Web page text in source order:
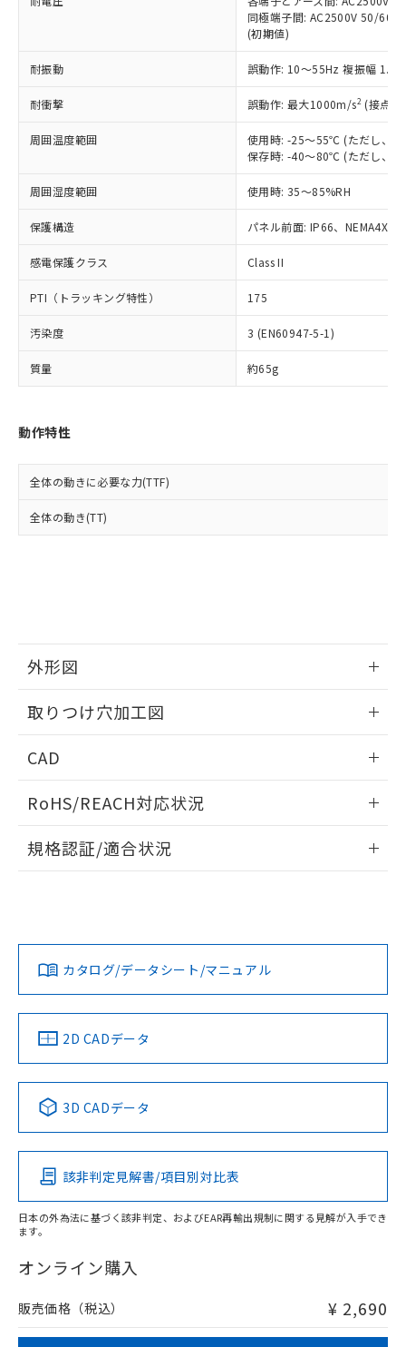
同極端子間: AC2500V 50/
(初期値)
耐振動 誤動作: 10～55Hz 複振幅
耐衝撃 誤動作: 最大1000m/s2 (接点
周囲温度範囲
使用時: -25～55℃ (ただし、氷
保存時: -40～80℃ (ただし、氷
周囲湿度範囲 使用時: 35～85%RH
保護構造 パネル前面: IP66、NEMA4X,
感電保護クラス Class II
PTI（トラッキング特性） 175
汚染度 3 (EN60947-5-1)
質量 約65g
動作特性
全体の動きに必要な力(TTF)
全体の動き(TT)
外形図
取りつけ穴加工図
CAD
ドすることができます。
ログイン/会員登録
ダウンロードデータをご利用いただく前に、以下を必ずお読
みください。
ソフトウェアの使用条件
RoHS/REACH対応状況
EU RoHS 注意事項・凡例
対応済み
中国 RoHS 注意事項・凡例
Pb Hg Cd Cr(VI)
O
在庫等で未対応品が混在する可能性があります。
問い合わせください。
規格認証/適合状況
LR型式承認
（イギリス
船舶規格）
DNV型式承認
（ノルウェー
BV型式承認
（フランス
KR型式
（韓国
No No No No
この製品の規格認証/適合状況ページへ
その他の認証はこちらのページからご検索ください
カタログ/データシート/マニュアル
2D CADデータ
3D CADデータ
該非判定見解書/項目別対比表
日本の外為法に基づく該非判定、およびEAR再輸出規制に関する見解が入手でき
ます。
オンライン購入
販売価格（税込） ¥ 2,690
在庫状況および標準価格照会結果は、
記載している更新日時点での社内デー
タに基づき作成されるものであり、閲
覧された時点での実際の在庫および標
準価格とは異なる場合があることをご
正式な納期状況および標準価格はお客
様のお取引先、またはお客様担当のオ
ムロン制御機器販売店・当社販売員に
オムロン制御機器販売店や当社販売拠
販売ネットワーク
」をご確認
在庫状況および標準価格結果を当社の
事前の承諾なく第三者に漏洩または開
示しないようお願いします。
マイパーツ機能（部品リスト作成サー
ビス）をご利用いただくには、I-Web
メンバーズにご登録されている必要が
引・商談に必要な範囲で利用すること
をご了承ください。
※当社の共同利用者とは、
の共同利用に関して"
の「1.共同利
むを得ず変更することがあります。
六価クロム(Cr(Ⅵ)) 1000ppm以下、ポリ臭化ビフェニル
類(PBB) 1000ppm以下、ポリ臭化ジフェニルエーテル類
(PBDE) 1000ppm以下、フタル酸ビス(2-エチルヘキシ
ル) (DEHP)(別名：DOP) 1000ppm以下、フタル酸ブチ
ルベンジル（BBP） 1000ppm以下、フタル酸ジブチル
（DBP） 1000ppm以下、フタル酸ジイソブチル
適用除外項目は除く。
フタル酸エステル類の４物質については閾値を超える意
図的な使用がないことを確認しています。
部品在庫の切り替え状況などにより、予定
月が前後することがあります。
とができます。
51物質の非含有証明書（当社基準）
欄に対応日を記載しておりました。
既に当社にて対応品への在庫切替を完了
していることから、特段のことがない限
り、2022年1月12日より割愛しておりま
す。
「－」：未確認です。当社販売部門へお問
*中国RoHS10物質の基準値 (GB/T26572)：
Pb(鉛) :1000ppm、 Hg(水銀) : 1000ppm、 Cd(カドミウ
Cr(Ⅵ)(六価クロム) : 1000ppm、 PBBs(ポリ臭化ビフェ
DBP(フタル酸ジブチル) : 1000ppm、 DIBP(フタル酸ジ
イソブチル) : 1000ppm、 BBP(フタル酸ブチルベンジ
DEHP(フタル酸ビス(2-エチルヘキシル)) : 1000ppm
※2 環境保護使用期限
「ｅ」：有害物質（10物質）のすべてが基
準値以下であることを示します。
「10」：通常の使用状況下において有害物
質が外部に漏えいし、環境に深刻な影響を
及ぼさない年数を意味します。
「－」：未確認です。当社販売部門へお問
い合わせください。
為替および外国貿易法に定める商品
（以下｢規制貨物等」という）を輸出
または国外への提供する場合は、日本
国政府の輸出許可(または役務取引許
可)を取得するなどの必要な手続きを
当社は規制貨物を破棄する場合は、完
全に破砕するなど、違法に輸出されな
いよう必要な手段を講じます。
当社は貴社製品を、核兵器、ミサイ
ル、化学兵器、生物兵器またはその他
武器並びにこれらの製造装置等に一切
当社は、貴社製品を第三者に販売する
場合は、上記1、2および3の内容を当
該第三者に通知します。また当社は、
販売先および販売に係わる関係者が違
法に輸出するおそれがある場合は、取
り引きをいたしません。
一定数以上の在庫あり
一定数には満たないが在庫あり
在庫なし(最新の在庫状況につ
いては、お客様のお取引先、ま
たはお客様担当のオムロン制御
機器販売店・当社販売員にご確
受注生産機種、また在庫状況の
情報を公開していない機種